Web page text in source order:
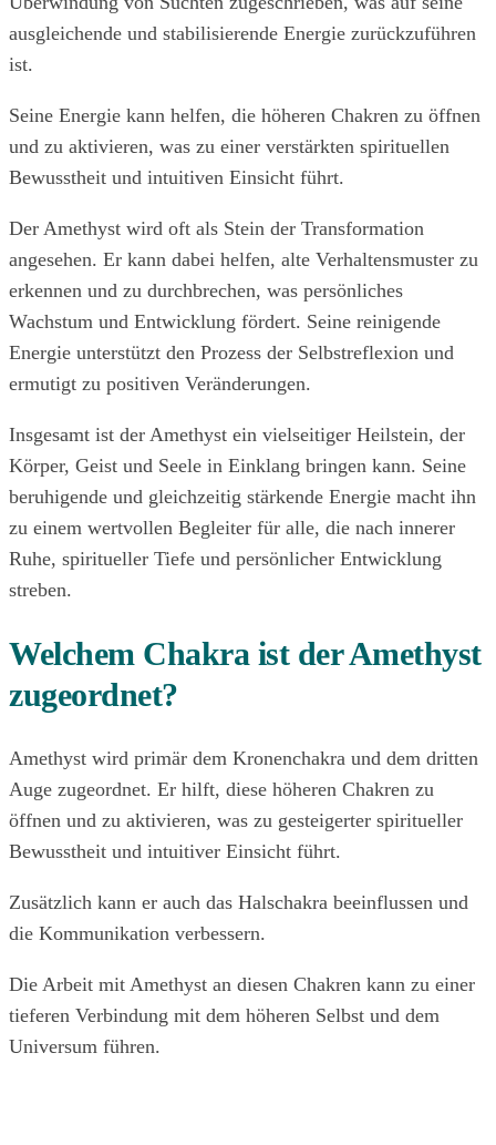
ausgleichende und stabilisierende Energie zurückzuführen
ist.
Seine Energie kann helfen, die höheren Chakren zu öffnen
und zu aktivieren, was zu einer verstärkten spirituellen
Bewusstheit und intuitiven Einsicht führt.
Der Amethyst wird oft als Stein der Transformation
angesehen. Er kann dabei helfen, alte Verhaltensmuster zu
erkennen und zu durchbrechen, was persönliches
Wachstum und Entwicklung fördert. Seine reinigende
Energie unterstützt den Prozess der Selbstreflexion und
ermutigt zu positiven Veränderungen.
Insgesamt ist der Amethyst ein vielseitiger Heilstein, der
Körper, Geist und Seele in Einklang bringen kann. Seine
beruhigende und gleichzeitig stärkende Energie macht ihn
zu einem wertvollen Begleiter für alle, die nach innerer
Ruhe, spiritueller Tiefe und persönlicher Entwicklung
streben.
Welchem Chakra ist der Amethyst
zugeordnet?
Amethyst wird primär dem Kronenchakra und dem dritten
Auge zugeordnet. Er hilft, diese höheren Chakren zu
öffnen und zu aktivieren, was zu gesteigerter spiritueller
Bewusstheit und intuitiver Einsicht führt.
Zusätzlich kann er auch das Halschakra beeinflussen und
die Kommunikation verbessern.
Die Arbeit mit Amethyst an diesen Chakren kann zu einer
tieferen Verbindung mit dem höheren Selbst und dem
Universum führen.